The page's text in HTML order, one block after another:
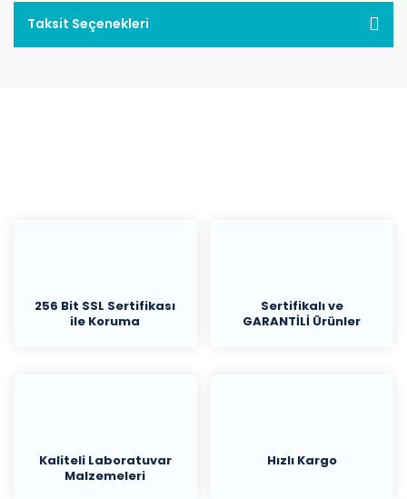
Taksit Seçenekleri
256 Bit SSL Sertifikası
ile Koruma
Sertifikalı ve
GARANTİLİ Ürünler
Kaliteli Laboratuvar
Malzemeleri
Hızlı Kargo